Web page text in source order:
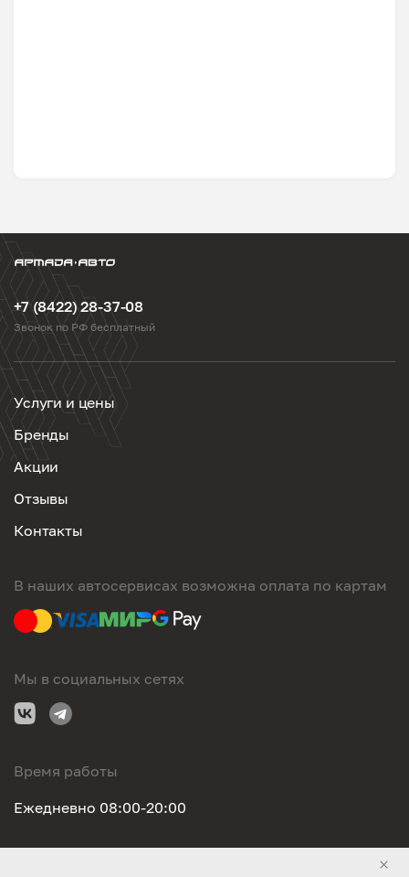
+7 (8422) 28-37-08
Звонок по РФ бесплатный
Услуги и цены
Бренды
Акции
Отзывы
Контакты
В наших автосервисах возможна оплата по картам
Мы в социальных сетях
Время работы
Ежедневно 08:00-20:00